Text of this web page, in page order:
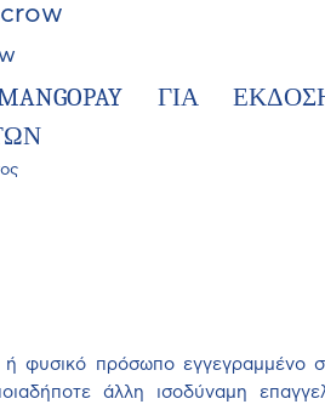
ΓΙΑ
ή φυσικό πρόσωπο εγγεγραμμένο
άλλη ισοδύναμη